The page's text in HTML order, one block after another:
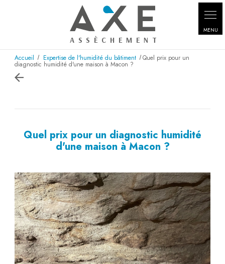
Accueil Expertise de l'humidité du bâtiment Quel prix pour un
diagnostic humidité d'une maison à Macon ?
Quel prix pour un diagnostic humidité
d'une maison à Macon ?
Panneau de gestion des cookies